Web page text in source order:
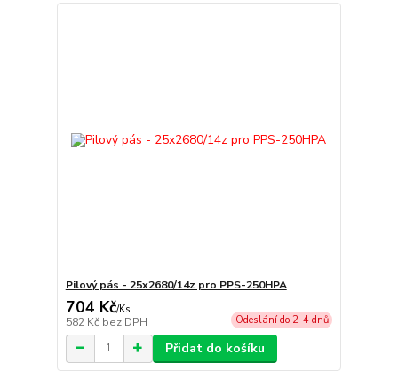
Pilový pás - 25x2680/14z pro PPS-250HPA
704 Kč/Ks
582 Kč bez DPH Odeslání do 2-4 dnů
Přidat do košíku